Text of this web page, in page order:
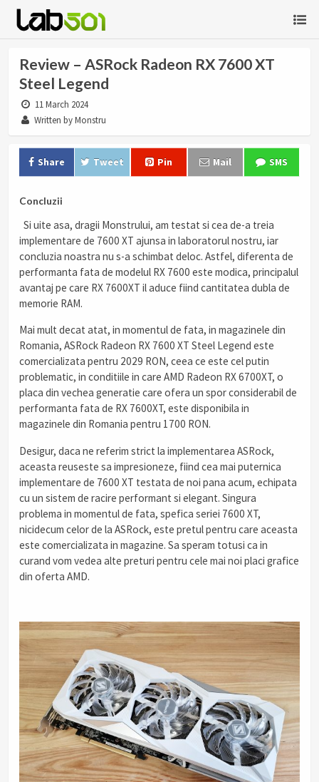
Review – ASRock Radeon RX 7600 XT
Steel Legend
11 March 2024
Written by Monstru
Share Tweet Pin Mail SMS
Concluzii
Si uite asa, dragii Monstrului, am testat si cea de-a treia
implementare de 7600 XT ajunsa in laboratorul nostru, iar
concluzia noastra nu s-a schimbat deloc. Astfel, diferenta de
performanta fata de modelul RX 7600 este modica, principalul
avantaj pe care RX 7600XT il aduce fiind cantitatea dubla de
memorie RAM.
Mai mult decat atat, in momentul de fata, in magazinele din
Romania, ASRock Radeon RX 7600 XT Steel Legend este
comercializata pentru 2029 RON, ceea ce este cel putin
problematic, in conditiile in care AMD Radeon RX 6700XT, o
placa din vechea generatie care ofera un spor considerabil de
performanta fata de RX 7600XT, este disponibila in
magazinele din Romania pentru 1700 RON.
Desigur, daca ne referim strict la implementarea ASRock,
aceasta reuseste sa impresioneze, fiind cea mai puternica
implementare de 7600 XT testata de noi pana acum, echipata
cu un sistem de racire performant si elegant. Singura
problema in momentul de fata, spefica seriei 7600 XT,
nicidecum celor de la ASRock, este pretul pentru care aceasta
este comercializata in magazine. Sa speram totusi ca in
curand vom vedea alte preturi pentru cele mai noi placi grafice
din oferta AMD.